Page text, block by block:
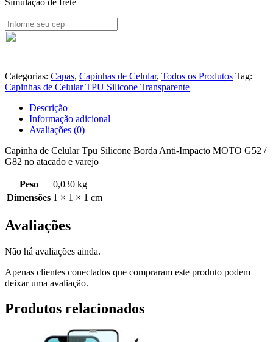
Categorias: Capas, Capinhas de Celular, Todos os Produtos Tag:
Capinhas de Celular TPU Silicone Transparente
Descrição
Informação adicional
Avaliações (0)
Capinha de Celular Tpu Silicone Borda Anti-Impacto MOTO G52 /
G82 no atacado e varejo
Peso
0,030 kg
Dimensões 1 × 1 × 1 cm
Avaliações
Não há avaliações ainda.
Apenas clientes conectados que compraram este produto podem
deixar uma avaliação.
Produtos relacionados